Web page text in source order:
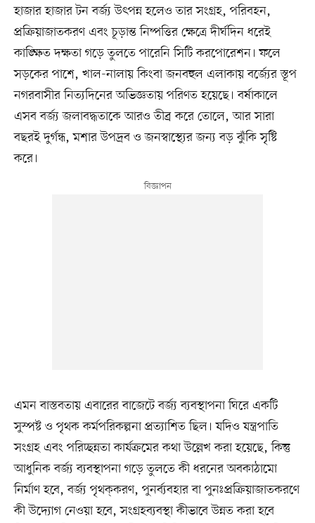
হাজার হাজার টন বর্জ্য উৎপন্ন হলেও তার সংগ্রহ, পরিবহন,
প্রক্রিয়াজাতকরণ এবং চূড়ান্ত নিষ্পত্তির ক্ষেত্রে দীর্ঘদিন ধরেই
কাঙ্ক্ষিত দক্ষতা গড়ে তুলতে পারেনি সিটি করপোরেশন। ফলে
সড়কের পাশে, খাল-নালায় কিংবা জনবহুল এলাকায় বর্জ্যের স্তূপ
নগরবাসীর নিত্যদিনের অভিজ্ঞতায় পরিণত হয়েছে। বর্ষাকালে
এসব বর্জ্য জলাবদ্ধতাকে আরও তীব্র করে তোলে, আর সারা
বছরই দুর্গন্ধ, মশার উপদ্রব ও জনস্বাস্থ্যের জন্য বড় ঝুঁকি সৃষ্টি
করে।
এমন বাস্তবতায় এবারের বাজেটে বর্জ্য ব্যবস্থাপনা ঘিরে একটি
সুস্পষ্ট ও পৃথক কর্মপরিকল্পনা প্রত্যাশিত ছিল। যদিও যন্ত্রপাতি
সংগ্রহ এবং পরিচ্ছন্নতা কার্যক্রমের কথা উল্লেখ করা হয়েছে, কিন্তু
আধুনিক বর্জ্য ব্যবস্থাপনা গড়ে তুলতে কী ধরনের অবকাঠামো
নির্মাণ হবে, বর্জ্য পৃথক্‌করণ, পুনর্ব্যবহার বা পুনঃপ্রক্রিয়াজাতকরণে
কী উদ্যোগ নেওয়া হবে, সংগ্রহব্যবস্থা কীভাবে উন্নত করা হবে